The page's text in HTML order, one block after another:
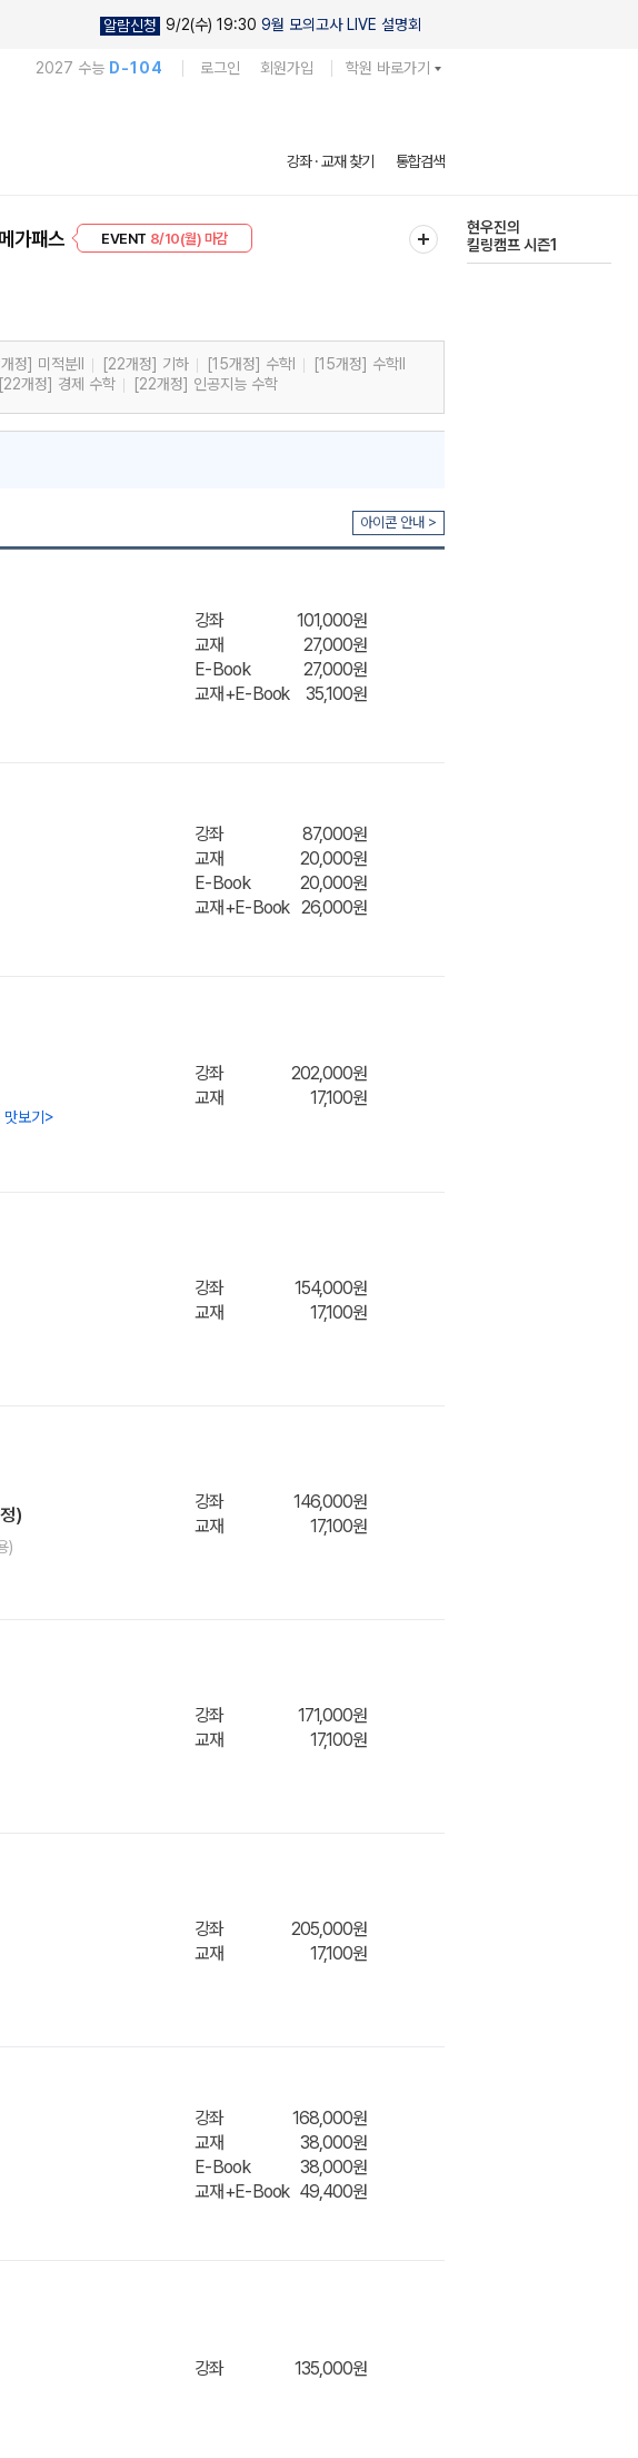
알람신청 9/2(수) 19:30 9월 모의고사 LIVE 설명회
2027 수능 D-104 로그인 회원가입 학원 바로가기
강좌 · 교재 찾기 통합검색
메가패스
EVENT 8/10(월) 마감
프리미엄 30 8/10(월) 마감
현우진의
킬링캠프 시즌1
정] 미적분ll [22개정] 기하 [15개정] 수학l
[15개정] 수학ll
[22개정] 경제 수학 [22개정] 인공지능 수학
아이콘 안내 >
강좌
101,000원
교재
27,000원
E-Book
27,000원
교재+E-Book
35,100원
강좌
87,000원
교재
20,000원
E-Book
20,000원
교재+E-Book 26,000원
보기 >
강좌
202,000원
교재
17,100원
강좌
154,000원
교재
17,100원
)
)
강좌
146,000원
교재
17,100원
강좌
171,000원
교재
17,100원
강좌
205,000원
교재
17,100원
강좌
168,000원
교재
38,000원
E-Book
38,000원
교재+E-Book 49,400원
강좌 135,000원